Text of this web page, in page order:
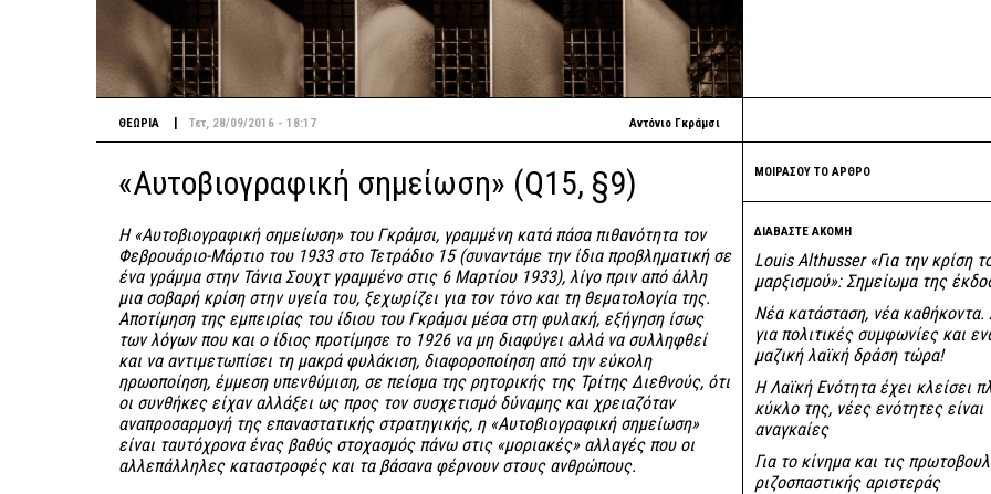
ΘΕΩΡΙΑ Τετ, 28/09/2016 - 18:17 Αντόνιο Γκράμσι
«Αυτοβιογραφική σημείωση» (Q15, §9)
Η «Αυτοβιογραφική σημείωση» του Γκράμσι, γραμμένη κατά πάσα πιθανότητα τον
Φεβρουάριο-Μάρτιο του 1933 στο Τετράδιο 15 (συναντάμε την ίδια προβληματική σε
ένα γράμμα στην Τάνια Σουχτ γραμμένο στις 6 Μαρτίου 1933), λίγο πριν από άλλη
μια σοβαρή κρίση στην υγεία του, ξεχωρίζει για τον τόνο και τη θεματολογία της.
Αποτίμηση της εμπειρίας του ίδιου του Γκράμσι μέσα στη φυλακή, εξήγηση ίσως
των λόγων που και ο ίδιος προτίμησε το 1926 να μη διαφύγει αλλά να συλληφθεί
και να αντιμετωπίσει τη μακρά φυλάκιση, διαφοροποίηση από την εύκολη
ηρωοποίηση, έμμεση υπενθύμιση, σε πείσμα της ρητορικής της Τρίτης Διεθνούς, ότι
οι συνθήκες είχαν αλλάξει ως προς τον συσχετισμό δύναμης και χρειαζόταν
αναπροσαρμογή της επαναστατικής στρατηγικής, η «Αυτοβιογραφική σημείωση»
είναι ταυτόχρονα ένας βαθύς στοχασμός πάνω στις «μοριακές» αλλαγές που οι
αλλεπάλληλες καταστροφές και τα βάσανα φέρνουν στους ανθρώπους.
ΜΟΙΡΑΣΟΥ ΤΟ ΑΡΘΡΟ
ΔΙΑΒΑΣΤΕ ΑΚΟΜΗ
Louis Althusser «Για την κρίση
μαρξισμού»: Σημείωμα της
Νέα κατάσταση, νέα καθήκοντα.
για πολιτικές συμφωνίες και
μαζική λαϊκή δράση τώρα!
Η Λαϊκή Ενότητα έχει κλείσει
κύκλο της, νέες ενότητες είναι
αναγκαίες
Για το κίνημα και τις
ριζοσπαστικής αριστεράς